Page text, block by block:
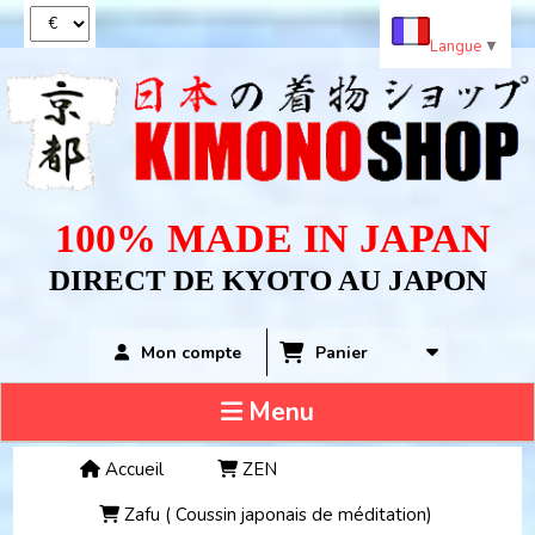
100% MADE IN JAPAN
DIRECT DE KYOTO AU JAPON
Mon compte Panier
Menu
Accueil
ZEN
Zafu ( Coussin japonais de méditation)
Langue ▼
Panneau de gestion des cookies